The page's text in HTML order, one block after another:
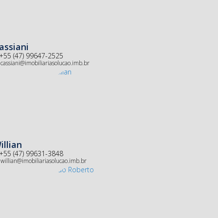
+55 (47) 99647-2525
cassiani@imobiliariasolucao.imb.br
+55 (47) 99631-3848
willian@imobiliariasolucao.imb.br